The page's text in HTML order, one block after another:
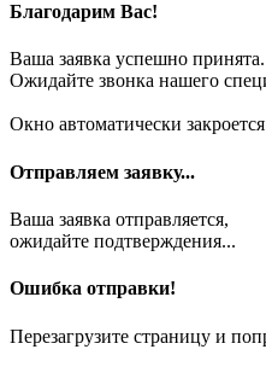
Благодарим Вас!
Ваша заявка успешно принята.
Ожидайте звонка нашего
Окно автоматически
Отправляем заявку...
Ваша заявка отправляется,
ожидайте подтверждения...
Ошибка отправки!
Перезагрузите страницу и